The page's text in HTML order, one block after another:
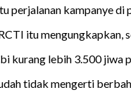
perjalanan kampanye
itu mengungkapkan,
kurang lebih 3.500 jiwa
tidak mengerti